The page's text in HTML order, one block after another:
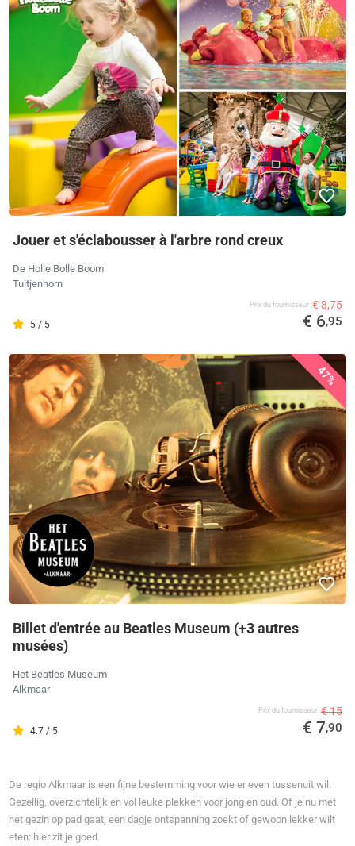
Jouer et s'éclabousser à l'arbre rond creux
De Holle Bolle Boom
Tuitjenhorn
5 / 5
Prix ​​du fournisseur € 8,75
€ 6,95
47%
Billet d'entrée au Beatles Museum (+3 autres
musées)
Het Beatles Museum
Alkmaar
4.7 / 5
Prix ​​du fournisseur € 15
€ 7,90
De regio Alkmaar is een fijne bestemming voor wie er even tussenuit wil.
Gezellig, overzichtelijk en vol leuke plekken voor jong en oud. Of je nu met
het gezin op pad gaat, een dagje ontspanning zoekt of gewoon lekker wilt
eten: hier zit je goed.